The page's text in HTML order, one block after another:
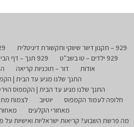
929 – תקנון דיוור שיווקי ותקשורת דיגיטלית
929 ילדים – טו בשב"ט
929 תנך – דף הבית
אודות
דור – תוכניות קריאה
התנך שלנו מגיע עד הבית |
התנך שלנו מגיע עד הבית | הקמפוס
חלופה לעמוד הקמפוס
יוטיוב לצמוח
מאחורי הקלעים
מה פרשת השבוע? קריאות ישראליות ואישיות